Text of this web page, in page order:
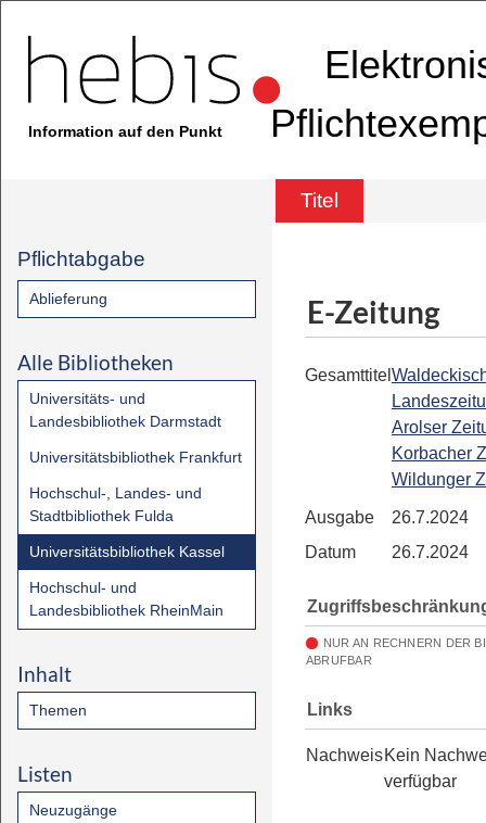
Information auf den Punkt
Titel
Pflichtabgabe
Ablieferung
Alle Bibliotheken
Universitäts- und
Landesbibliothek Darmstadt
Universitätsbibliothek Frankfurt
Hochschul-, Landes- und
Stadtbibliothek Fulda
Universitätsbibliothek Kassel
Hochschul- und
Landesbibliothek RheinMain
Inhalt
Themen
Listen
Neuzugänge
E-Zeitung
Gesamttitel
Arolser
Korbacher
Wildunger
Ausgabe
26.7.2024
Datum
26.7.2024
NUR AN RECHNERN DER
ABRUFBAR
Links
NachweisKein
verfügbar